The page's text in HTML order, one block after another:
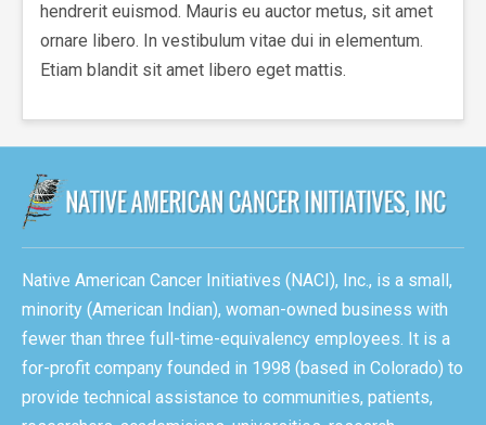
hendrerit euismod. Mauris eu auctor metus, sit amet
ornare libero. In vestibulum vitae dui in elementum.
Etiam blandit sit amet libero eget mattis.
Native American Cancer Initiatives (NACI), Inc., is a small,
minority (American Indian), woman-owned business with
fewer than three full-time-equivalency employees. It is a
for-profit company founded in 1998 (based in Colorado) to
provide technical assistance to communities, patients,